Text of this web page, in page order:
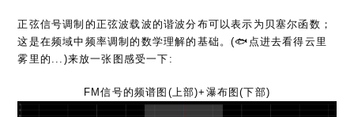
正弦信号调制的正弦波载波的谐波分布可以表示为贝塞尔函数；
这是在频域中频率调制的数学理解的基础。(🐟点进去看得云里
雾里的...)来放一张图感受一下:
FM信号的频谱图(上部)+瀑布图(下部)